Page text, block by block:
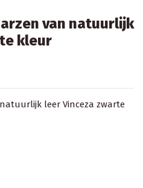
van natuurlijk
kleur
leer Vinceza zwarte